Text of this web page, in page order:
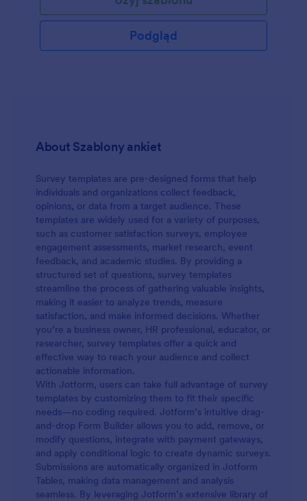
usług na najwyższym poziomie, ten formularz
ewaluacji restauracji pomoże Ci zrozumieć swoich
klientów i ich potrzeby na podstawie ich opinii. Jeśli
Podgląd
About Szablony ankiet
Survey templates are pre-designed forms that help
individuals and organizations collect feedback,
opinions, or data from a target audience. These
templates are widely used for a variety of purposes,
such as customer satisfaction surveys, employee
engagement assessments, market research, event
feedback, and academic studies. By providing a
structured set of questions, survey templates
streamline the process of gathering valuable insights,
making it easier to analyze trends, measure
satisfaction, and make informed decisions. Whether
you’re a business owner, HR professional, educator, or
researcher, survey templates offer a quick and
effective way to reach your audience and collect
actionable information.
With Jotform, users can take full advantage of survey
templates by customizing them to fit their specific
needs—no coding required. Jotform’s intuitive drag-
and-drop Form Builder allows you to add, remove, or
modify questions, integrate with payment gateways,
and apply conditional logic to create dynamic surveys.
Submissions are automatically organized in Jotform
Tables, making data management and analysis
seamless. By leveraging Jotform’s extensive library of